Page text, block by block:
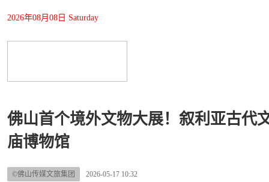
2026年08月08日 Saturday
佛山首个境外文物大展！叙利亚古代
庙博物馆
©佛山传媒文旅集团 2026-05-17 10:32